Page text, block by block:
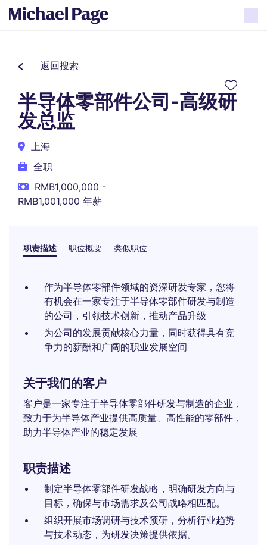
返回搜索
半导体零部件公司-高级研
发总监
上海
全职
RMB1,000,000 -
RMB1,001,000 年薪
职责描述 职位概要 类似职位
作为半导体零部件领域的资深研发专家，您将
有机会在一家专注于半导体零部件研发与制造
的公司，引领技术创新，推动产品升级
为公司的发展贡献核心力量，同时获得具有竞
争力的薪酬和广阔的职业发展空间
关于我们的客户
客户是一家专注于半导体零部件研发与制造的企业，
致力于为半导体产业提供高质量、高性能的零部件，
助力半导体产业的稳定发展
职责描述
制定半导体零部件研发战略，明确研发方向与
目标，确保与市场需求及公司战略相匹配。
组织开展市场调研与技术预研，分析行业趋势
与技术动态，为研发决策提供依据。